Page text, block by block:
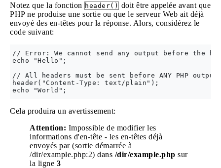
Notez que la fonction header() doit être appelée avant que
PHP ne produise une sortie ou que le serveur Web ait déjà
envoyé des en-têtes pour la réponse. Alors, considérez le
code suivant:
// Error: We cannot send any output before the
echo "Hello";
// All headers must be sent before ANY PHP output
header("Content-Type: text/plain");
Cela produira un avertissement:
Attention: Impossible de modifier les
informations d'en-tête - les en-têtes déjà
envoyés par (sortie démarrée à
/dir/example.php:2) dans /dir/example.php sur
la ligne 3